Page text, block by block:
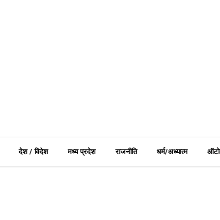
देश / विदेश मध्य प्रदेश राजनीति धर्म/अध्यात्म